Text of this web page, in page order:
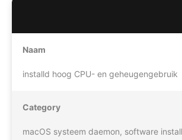
Naam
installd hoog CPU- en geheugengebruik
Category
macOS systeem daemon, software